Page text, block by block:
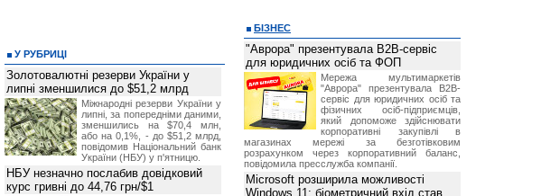
У РУБРИЦІ
Золотовалютні резерви України у
липні зменшилися до $51,2 млрд
Міжнародні резерви України у
липні, за попередніми даними,
зменшились на $70,4 млн,
або на 0,1%, - до $51,2 млрд,
повідомив Національний банк
України (НБУ) у п'ятницю.
НБУ незначно послабив довідковий
курс гривні до 44,76 грн/$1
БІЗНЕС
"Аврора" презентувала B2B-сервіс
для юридичних осіб та ФОП
Мережа мультимаркетів
"Аврора" презентувала B2B-
сервіс для юридичних осіб та
фізичних осіб-підприємців,
який допоможе здійснювати
корпоративні закупівлі в
магазинах мережі за безготівковим
розрахунком через корпоративний баланс,
повідомила пресслужба компанії.
Microsoft розширила можливості
Windows 11: біометричний вхід став